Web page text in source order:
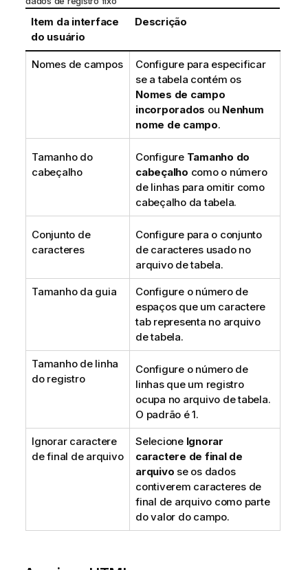
Item da interface
do usuário
Descrição
Nomes de campos
Configure para especificar
se a tabela contém os
Nomes de campo
incorporados ou Nenhum
nome de campo.
Tamanho do
cabeçalho
Configure Tamanho do
cabeçalho como o número
de linhas para omitir como
cabeçalho da tabela.
Conjunto de
caracteres
Configure para o conjunto
de caracteres usado no
arquivo de tabela.
Tamanho da guia
Configure o número de
espaços que um caractere
tab representa no arquivo
de tabela.
Tamanho de linha
do registro
Configure o número de
linhas que um registro
ocupa no arquivo de tabela.
O padrão é 1.
Ignorar caractere
de final de arquivo
Selecione Ignorar
caractere de final de
arquivo se os dados
contiverem caracteres de
final de arquivo como parte
do valor do campo.